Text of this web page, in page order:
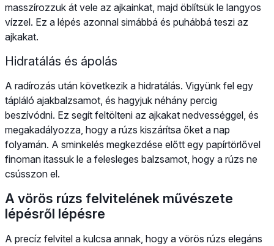
masszírozzuk át vele az ajkainkat, majd öblítsük le langyos
vízzel. Ez a lépés azonnal simábbá és puhábbá teszi az
ajkakat.
Hidratálás és ápolás
A radírozás után következik a hidratálás. Vigyünk fel egy
tápláló ajakbalzsamot, és hagyjuk néhány percig
beszívódni. Ez segít feltölteni az ajkakat nedvességgel, és
megakadályozza, hogy a rúzs kiszárítsa őket a nap
folyamán. A sminkelés megkezdése előtt egy papírtörlővel
finoman itassuk le a felesleges balzsamot, hogy a rúzs ne
csússzon el.
A vörös rúzs felvitelének művészete
lépésről lépésre
A precíz felvitel a kulcsa annak, hogy a vörös rúzs elegáns